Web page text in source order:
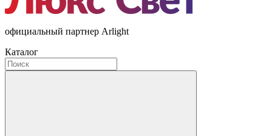
официальный партнер Arlight
Каталог